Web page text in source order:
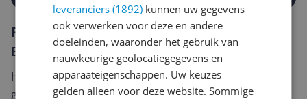
Reviews
Er zijn nog geen reviews geschreven
Heb jij dit product in bezit en wil je graag je mening
geven? Start dan hieronder met het schrijven van je
leveranciers (1892) kunnen uw gegevens
ook verwerken voor deze en andere
doeleinden, waaronder het gebruik van
nauwkeurige geolocatiegegevens en
apparaateigenschappen. Uw keuzes
gelden alleen voor deze website. Sommige